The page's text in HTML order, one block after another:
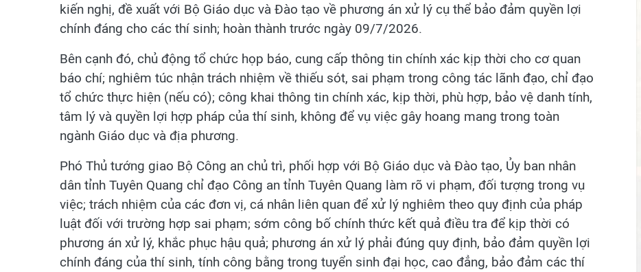
kiến nghị, đề xuất với Bộ Giáo dục và Đào tạo về phương án xử lý cụ thể bảo đảm quyền lợi
chính đáng cho các thí sinh; hoàn thành trước ngày 09/7/2026.
Bên cạnh đó, chủ động tổ chức họp báo, cung cấp thông tin chính xác kịp thời cho cơ quan
báo chí; nghiêm túc nhận trách nhiệm về thiếu sót, sai phạm trong công tác lãnh đạo, chỉ đạo
tổ chức thực hiện (nếu có); công khai thông tin chính xác, kịp thời, phù hợp, bảo vệ danh tính,
tâm lý và quyền lợi hợp pháp của thí sinh, không để vụ việc gây hoang mang trong toàn
ngành Giáo dục và địa phương.
Phó Thủ tướng giao Bộ Công an chủ trì, phối hợp với Bộ Giáo dục và Đào tạo, Ủy ban nhân
dân tỉnh Tuyên Quang chỉ đạo Công an tỉnh Tuyên Quang làm rõ vi phạm, đối tượng trong vụ
việc; trách nhiệm của các đơn vị, cá nhân liên quan để xử lý nghiêm theo quy định của pháp
luật đối với trường hợp sai phạm; sớm công bố chính thức kết quả điều tra để kịp thời có
phương án xử lý, khắc phục hậu quả; phương án xử lý phải đúng quy định, bảo đảm quyền lợi
chính đáng của thí sinh, tính công bằng trong tuyển sinh đại học, cao đẳng, bảo đảm các thí